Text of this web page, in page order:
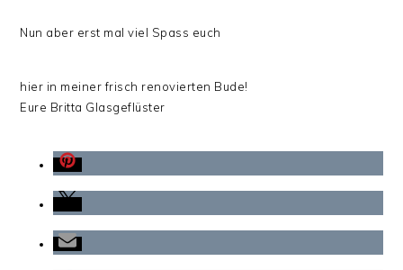
Nun aber erst mal viel Spass euch
hier in meiner frisch renovierten Bude!
Eure Britta Glasgeflüster